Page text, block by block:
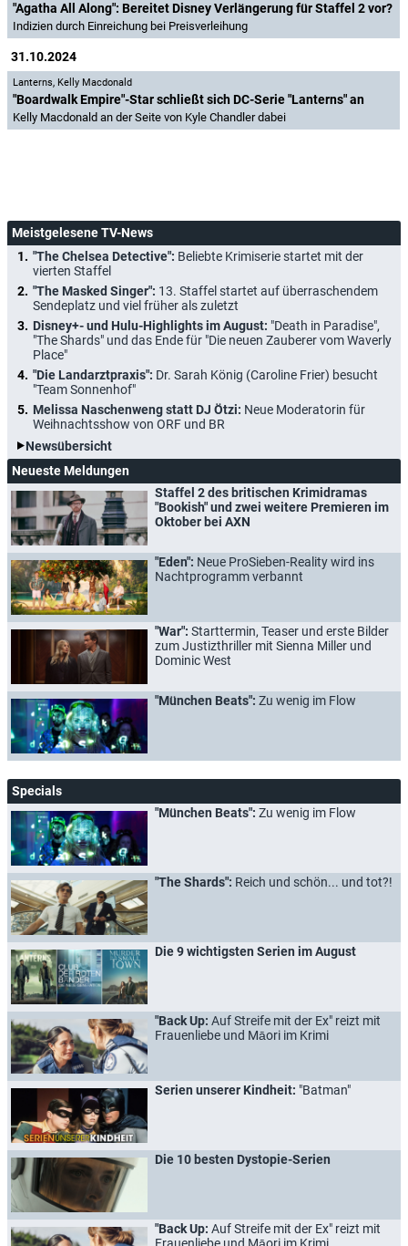
"Agatha All Along": Bereitet Disney Verlängerung für Staffel 2 vor?
Indizien durch Einreichung bei Preisverleihung
31.10.2024
Lanterns, Kelly Macdonald
"Boardwalk Empire"-Star schließt sich DC-Serie "Lanterns" an
Kelly Macdonald an der Seite von Kyle Chandler dabei
Meistgelesene TV-News
"The Chelsea Detective": Beliebte Krimiserie startet mit der
vierten Staffel
"The Masked Singer": 13. Staffel startet auf überraschendem
Sendeplatz und viel früher als zuletzt
Disney+- und Hulu-Highlights im August: "Death in Paradise",
"The Shards" und das Ende für "Die neuen Zauberer vom Waverly
Place"
"Die Landarztpraxis": Dr. Sarah König (Caroline Frier) besucht
"Team Sonnenhof"
Melissa Naschenweng statt DJ Ötzi: Neue Moderatorin für
Weihnachtsshow von ORF und BR
Newsübersicht
Neueste Meldungen
Staffel 2 des britischen Krimidramas
"Bookish" und zwei weitere Premieren im
Oktober bei AXN
"Eden": Neue ProSieben-Reality wird ins
Nachtprogramm verbannt
"War": Starttermin, Teaser und erste Bilder
zum Justizthriller mit Sienna Miller und
Dominic West
"München Beats": Zu wenig im Flow
Specials
"München Beats": Zu wenig im Flow
"The Shards": Reich und schön... und tot?!
Die 9 wichtigsten Serien im August
"Back Up: Auf Streife mit der Ex" reizt mit
Frauenliebe und Māori im Krimi
Serien unserer Kindheit: "Batman"
Die 10 besten Dystopie-Serien
"Back Up: Auf Streife mit der Ex" reizt mit